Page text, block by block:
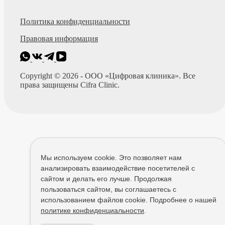
Мы используем cookie. Это позволяет нам
анализировать взаимодействие посетителей с
сайтом и делать его лучше. Продолжая
пользоваться сайтом, вы соглашаетесь с
использованием файлов cookie. Подробнее о нашей
политике конфиденциальности
Политика конфиденциальности
Правовая информация
Copyright © 2026 - ООО «Цифровая клиника». Все
права защищены Cifra Clinic.